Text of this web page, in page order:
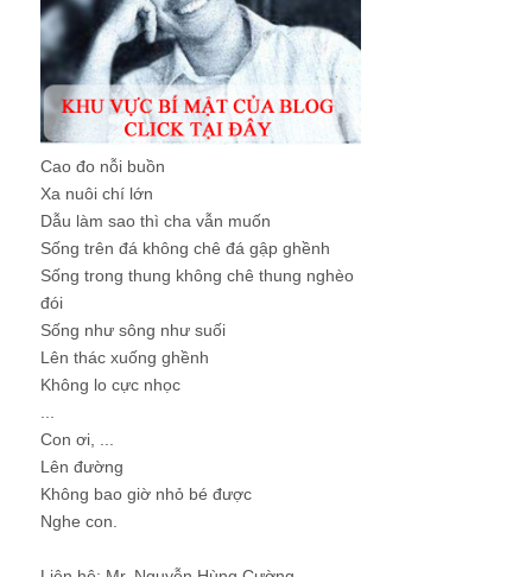
Cao đo nỗi buồn
Xa nuôi chí lớn
Dẫu làm sao thì cha vẫn muốn
Sống trên đá không chê đá gập ghềnh
Sống trong thung không chê thung nghèo
đói
Sống như sông như suối
Lên thác xuống ghềnh
Không lo cực nhọc
Con ơi, ...
Lên đường
Không bao giờ nhỏ bé được
Nghe con.